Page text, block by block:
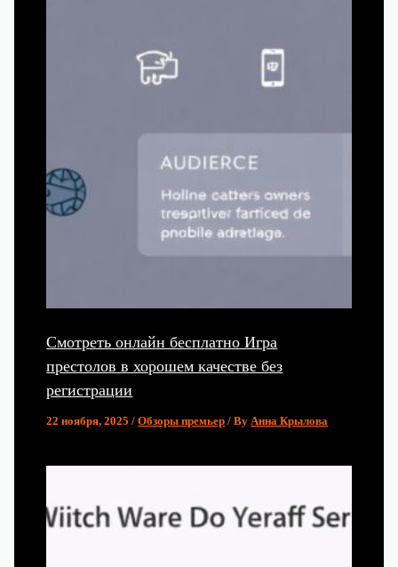
Смотреть онлайн бесплатно Игра
престолов в хорошем качестве без
регистрации
22 ноября, 2025/Обзоры премьер / ByАнна Крылова